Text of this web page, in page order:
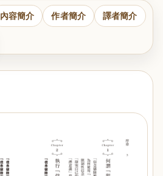
內容簡介 作者簡介 譯者簡介